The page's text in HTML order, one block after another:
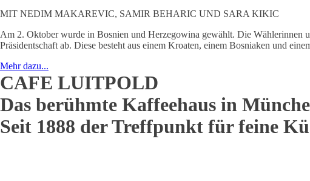
MIT NEDIM MAKAREVIC, SAMIR BEHARIC UND SARA KIKIC
Am 2. Oktober wurde in Bosnien und Herzegowina gewählt. Die Wählerinnen
Präsidentschaft ab. Diese besteht aus einem Kroaten, einem Bosniaken und
Mehr dazu...
CAFE LUITPOLD
Das berühmte Kaffeehaus in
Seit 1888 der Treffpunkt für feine